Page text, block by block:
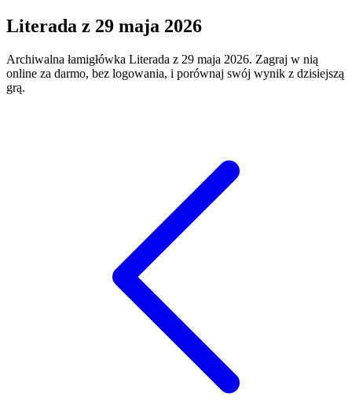
Literada z 29 maja 2026
Archiwalna łamigłówka Literada z 29 maja 2026. Zagraj w nią
online za darmo, bez logowania, i porównaj swój wynik z dzisiejszą
grą.